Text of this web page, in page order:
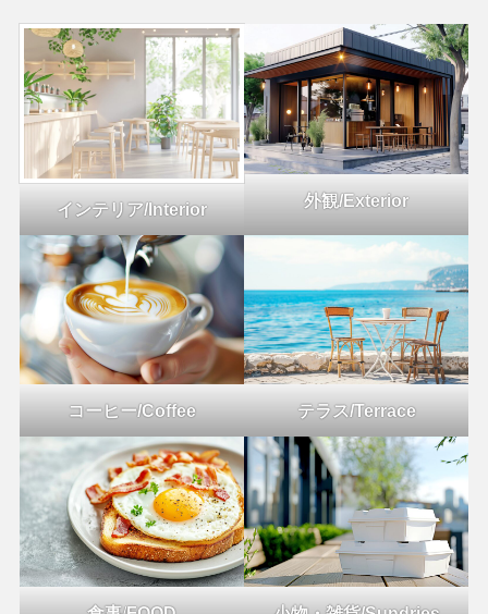
インテリア/Interior 外観/Exterior
コーヒー/Coffee テラス/Terrace